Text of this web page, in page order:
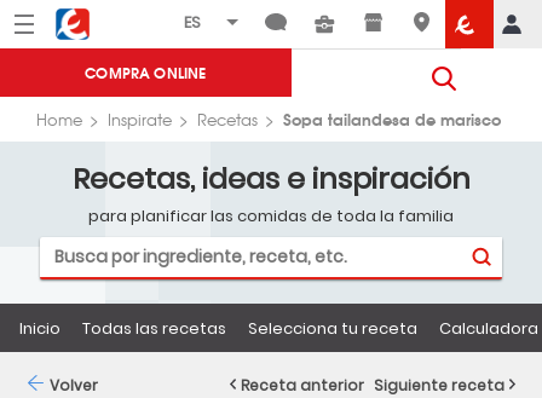
Menú Eroski
COMPRA ONLINE
Home Inspirate Recetas Sopa tailandesa de marisco
Recetas, ideas e inspiración
para planificar las comidas de toda la familia
Inicio Todas las recetas Selecciona tu receta
Volver Receta anterior Siguiente receta